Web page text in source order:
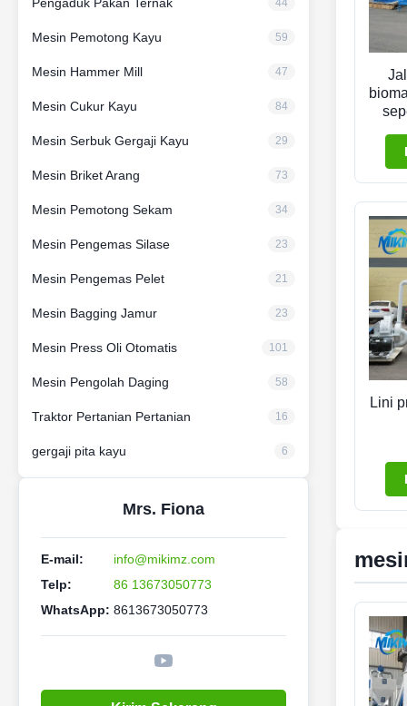
44
Mesin Pemotong Kayu 59
Mesin Hammer Mill 47
Mesin Cukur Kayu 84
Mesin Serbuk Gergaji Kayu 29
Mesin Briket Arang 73
Mesin Pemotong Sekam 34
Mesin Pengemas Silase 23
Mesin Pengemas Pelet 21
Mesin Bagging Jamur 23
Mesin Press Oli Otomatis 101
Mesin Pengolah Daging 58
Traktor Pertanian Pertanian 16
gergaji pita kayu 6
Mrs. Fiona
E-mail:
info@mikimz.com
Telp:
86 13673050773
WhatsApp: 8613673050773
Lini